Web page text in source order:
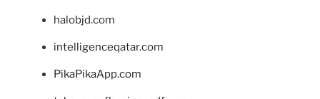
halobjd.com
intelligenceqatar.com
PikaPikaApp.com